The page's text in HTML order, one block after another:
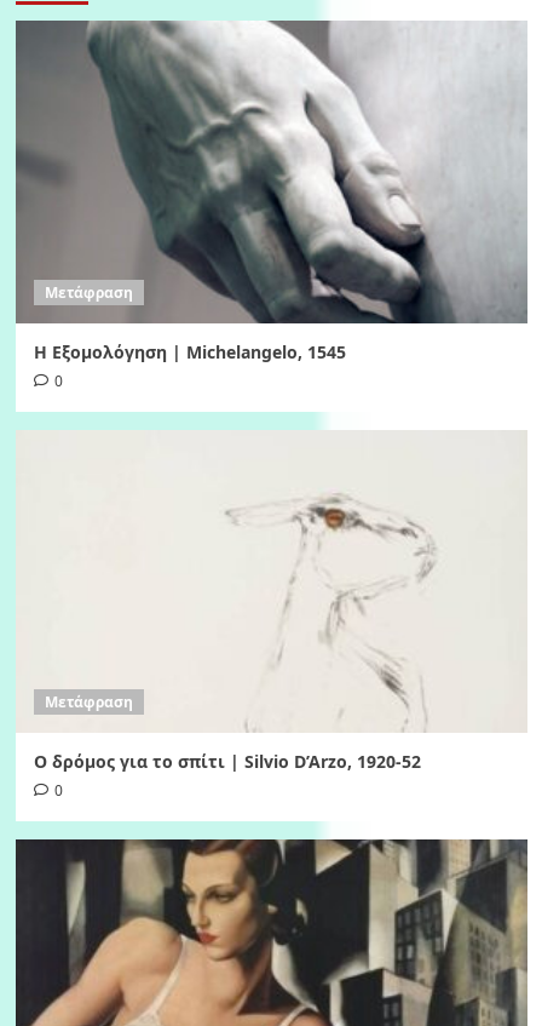
Μετάφραση
Η Εξομολόγηση | Michelangelo, 1545
0
Μετάφραση
Ο δρόμος για το σπίτι | Silvio D’Arzo, 1920-52
0